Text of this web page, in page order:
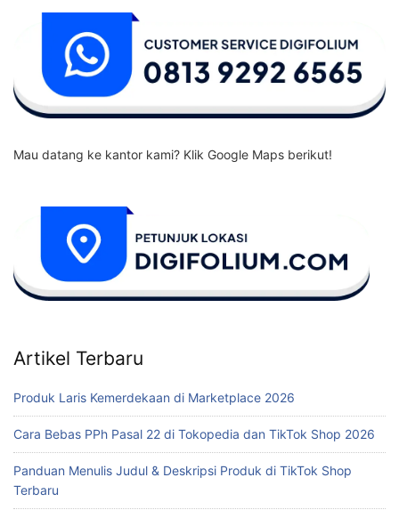
Mau datang ke kantor kami? Klik Google Maps berikut!
Artikel Terbaru
Produk Laris Kemerdekaan di Marketplace 2026
Cara Bebas PPh Pasal 22 di Tokopedia dan TikTok Shop 2026
Panduan Menulis Judul & Deskripsi Produk di TikTok Shop
Terbaru